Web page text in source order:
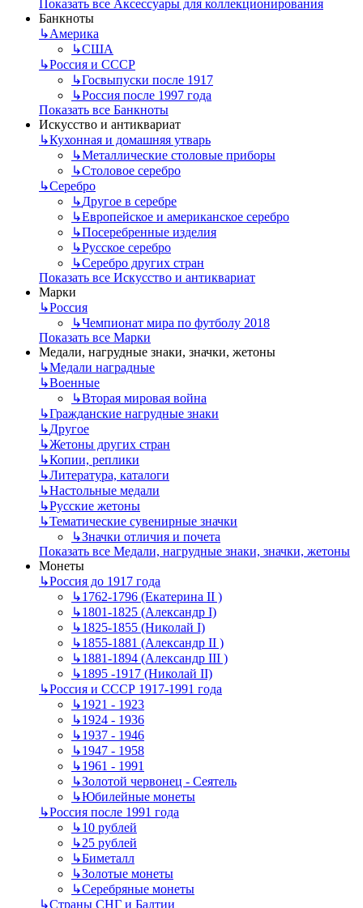
Показать все Аксессуары для коллекционирования
Банкноты
↳Америка
↳США
↳Россия и СССР
↳Госвыпуски после 1917
↳Россия после 1997 года
Показать все Банкноты
Искусство и антиквариат
↳Кухонная и домашняя утварь
↳Металлические столовые приборы
↳Столовое серебро
↳Серебро
↳Другое в серебре
↳Европейское и американское серебро
↳Посеребренные изделия
↳Русское серебро
↳Серебро других стран
Показать все Искусство и антиквариат
Марки
↳Россия
↳Чемпионат мира по футболу 2018
Показать все Марки
Медали, нагрудные знаки, значки, жетоны
↳Mедали наградные
↳Военные
↳Вторая мировая война
↳Гражданские нагрудные знаки
↳Другое
↳Жетоны других стран
↳Копии, реплики
↳Литература, каталоги
↳Настольные медали
↳Русские жетоны
↳Тематические сувенирные значки
↳Значки отличия и почета
Показать все Медали, нагрудные знаки, значки, жетоны
Монеты
↳Россия до 1917 года
↳1762-1796 (Екатерина II )
↳1801-1825 (Александр I)
↳1825-1855 (Николай I)
↳1855-1881 (Александр II )
↳1881-1894 (Александр III )
↳1895 -1917 (Николай II)
↳Россия и СССР 1917-1991 года
↳1921 - 1923
↳1924 - 1936
↳1937 - 1946
↳1947 - 1958
↳1961 - 1991
↳Золотой червонец - Сеятель
↳Юбилейные монеты
↳Россия после 1991 года
↳10 рублей
↳25 рублей
↳Биметалл
↳Золотые монеты
↳Серебряные монеты
↳Страны СНГ и Балтии